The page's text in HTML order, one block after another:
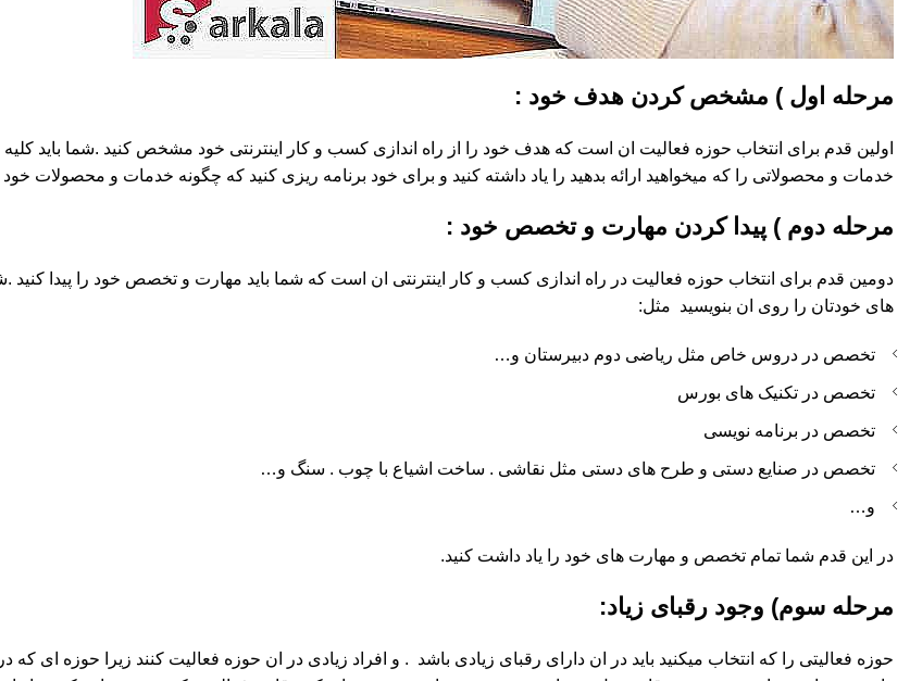
مرحله اول ) مشخص کردن هدف خود :
اولین قدم برای انتخاب حوزه فعالیت ان است که هدف خود را از راه اندازی کسب و کار اینترنتی خود مشخص کنید .شما باید کلیه
خدمات و محصولاتی را که میخواهید ارائه بدهید را یاد داشته کنید و برای خود برنامه ریزی کنید که چگونه خدمات و محصولات
مرحله دوم ) پیدا کردن مهارت و تخصص خود :
دومین قدم برای انتخاب حوزه فعالیت در راه اندازی کسب و کار اینترنتی ان است که شما باید مهارت و تخصص خود را پیدا
های خودتان را روی ان بنویسید مثل:
تخصص در دروس خاص مثل ریاضی دوم دبیرستان و…
تخصص در تکنیک های بورس
تخصص در برنامه نویسی
تخصص در صنایع دستی و طرح های دستی مثل نقاشی . ساخت اشیاع با چوب . سنگ و…
و…
در این قدم شما تمام تخصص و مهارت های خود را یاد داشت کنید.
مرحله سوم) وجود رقبای زیاد:
حوزه فعالیتی را که انتخاب میکنید باید در ان دارای رقبای زیادی باشد . و افراد زیادی در ان حوزه فعالیت کنند زیرا حوزه